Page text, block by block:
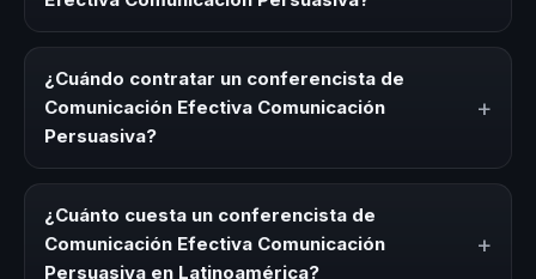
Comunicación Persuasiva es un experto que comparte
conocimiento, estrategias y experiencias sobre este tema
en eventos corporativos, convenciones y seminarios. Su
objetivo es generar reflexión, inspiración y herramientas
aplicables para la audiencia.
¿Cuándo contratar un conferencista de
Comunicación Efectiva Comunicación
Persuasiva?
+
Efectiva Comunicación Persuasiva para kick-offs,
convenciones anuales, programas de desarrollo, eventos
¿Cuánto cuesta un conferencista de
Comunicación Efectiva Comunicación
Persuasiva en Latinoamérica?
+